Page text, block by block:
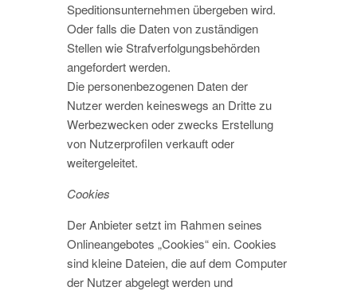
Speditionsunternehmen übergeben wird.
Oder falls die Daten von zuständigen
Stellen wie Strafverfolgungsbehörden
angefordert werden.
Die personenbezogenen Daten der
Nutzer werden keineswegs an Dritte zu
Werbezwecken oder zwecks Erstellung
von Nutzerprofilen verkauft oder
weitergeleitet.
Cookies
Der Anbieter setzt im Rahmen seines
Onlineangebotes „Cookies“ ein. Cookies
sind kleine Dateien, die auf dem Computer
der Nutzer abgelegt werden und